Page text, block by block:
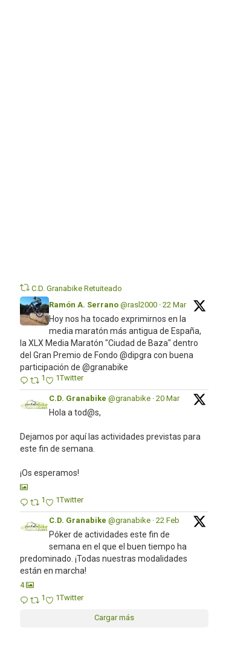
C.D. Granabike Retuiteado
Ramón A. Serrano @rasl2000 · 22 Mar
Hoy nos ha tocado exprimirnos en la
media maratón más antigua de España,
la XLX Media Maratón "Ciudad de Baza" dentro
del Gran Premio de Fondo @dipgra con buena
participación de @granabike
1 1Twitter
C.D. Granabike @granabike · 20 Mar
Hola a tod@s,
Dejamos por aquí las actividades previstas para
este fin de semana.
¡Os esperamos!
1 1Twitter
C.D. Granabike @granabike · 22 Feb
Póker de actividades este fin de
semana en el que el buen tiempo ha
predominado. ¡Todas nuestras modalidades
están en marcha!
4
1
1Twitter
Cargar más